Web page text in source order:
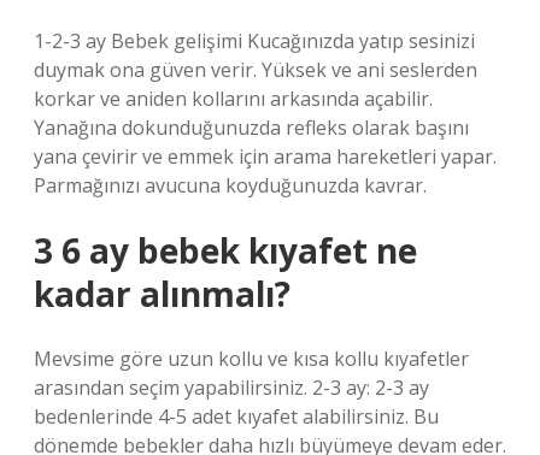
1-2-3 ay Bebek gelişimi Kucağınızda yatıp sesinizi
duymak ona güven verir. Yüksek ve ani seslerden
korkar ve aniden kollarını arkasında açabilir.
Yanağına dokunduğunuzda refleks olarak başını
yana çevirir ve emmek için arama hareketleri yapar.
Parmağınızı avucuna koyduğunuzda kavrar.
3 6 ay bebek kıyafet ne
kadar alınmalı?
Mevsime göre uzun kollu ve kısa kollu kıyafetler
arasından seçim yapabilirsiniz. 2-3 ay: 2-3 ay
bedenlerinde 4-5 adet kıyafet alabilirsiniz. Bu
dönemde bebekler daha hızlı büyümeye devam eder.